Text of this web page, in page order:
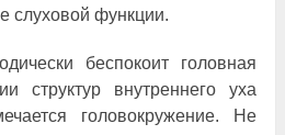
слуховой функции.
беспокоит головная
структур внутреннего уха
головокружение. Не